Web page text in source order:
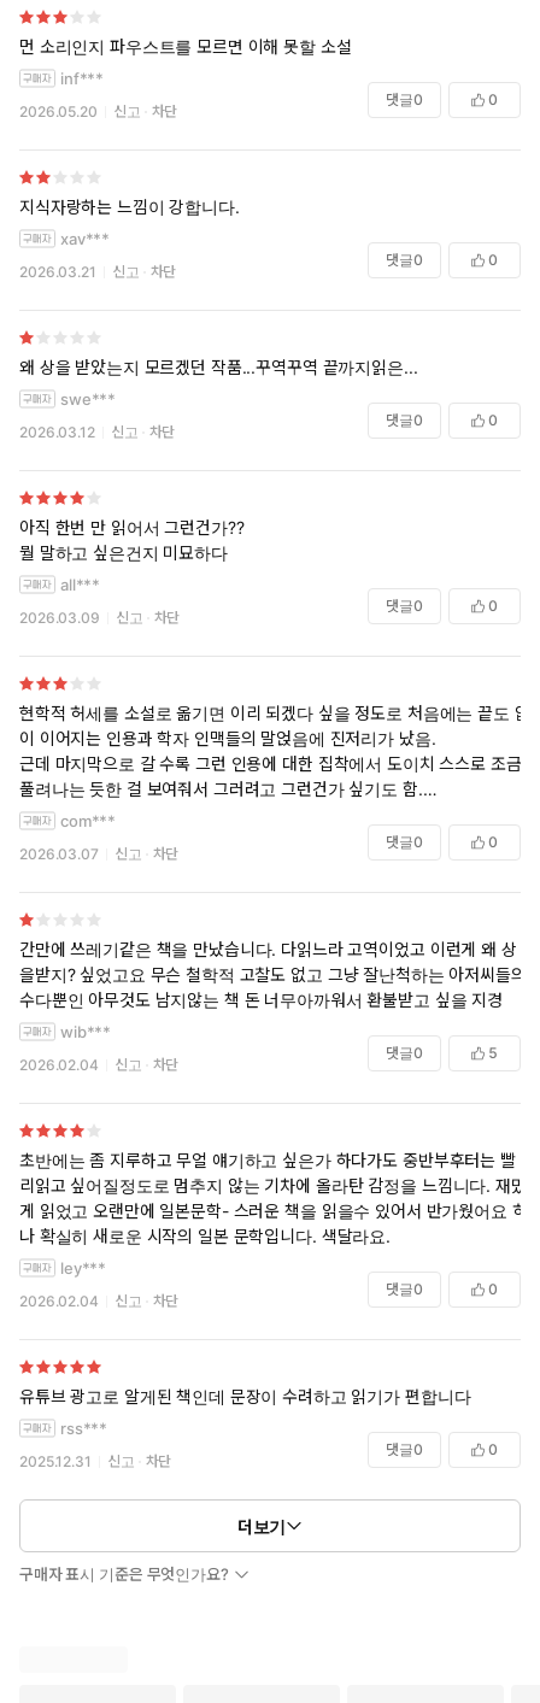
먼 소리인지 파우스트를 모르면 이해 못할 소설
inf***
2026.05.20 신고 차단
댓글0 0
지식자랑하는 느낌이 강합니다.
xav***
2026.03.21 신고 차단
댓글0 0
왜 상을 받았는지 모르겠던 작품...꾸역꾸역 끝까지읽은...
swe***
2026.03.12 신고 차단
댓글0 0
아직 한번 만 읽어서 그런건가??
뭘 말하고 싶은건지 미묘하다
all***
2026.03.09 신고 차단
댓글0 0
현학적 허세를 소설로 옮기면 이리 되겠다 싶을 정도로 처음에는 끝도 없
이 이어지는 인용과 학자 인맥들의 말얹음에 진저리가 났음.
근데 마지막으로 갈 수록 그런 인용에 대한 집착에서 도이치 스스로 조금
풀려나는 듯한 걸 보여줘서 그러려고 그런건가 싶기도 함.
마지막 평에서 독문학자의 괴테 명언 출처 찾기 여정이라고 했는데 말이
여정이지 너무 정물화 묘사같은 전개가 이어져서 지켜보는 입장에선 문
득 문득 지루함이 느껴짐.
예전에 ‘빅뱅이론‘에서 쉘든과 라지의 연구 분야 찾는 장면이 떠오름.
배경음악은 ’로키‘의 ’eye of the tiger’인데 그냥 둘이 가만히 앉아서 칠
판만 쳐다보고 있는 장면.
그 장면을 소설로 주우우우욱 보고 있는 느낌이 들 때도 있음.
결국 그 모든 인용과 등장하는 책자들은 내 머리속에 하나도 안 남았음.
com***
2026.03.07 신고 차단
댓글0 0
간만에 쓰레기같은 책을 만났습니다. 다읽느라 고역이었고 이런게 왜 상
을받지? 싶었고요 무슨 철학적 고찰도 없고 그냥 잘난척하는 아저씨들의
수다뿐인 아무것도 남지않는 책 돈 너무아까워서 환불받고 싶을 지경
wib***
2026.02.04 신고 차단
댓글0 5
초반에는 좀 지루하고 무얼 얘기하고 싶은가 하다가도 중반부후터는 빨
리읽고 싶어질정도로 멈추지 않는 기차에 올라탄 감정을 느낌니다. 재밌
게 읽었고 오랜만에 일본문학- 스러운 책을 읽을수 있어서 반가웠어요 허
나 확실히 새로운 시작의 일본 문학입니다. 색달라요.
ley***
2026.02.04 신고 차단
댓글0 0
유튜브 광고로 알게된 책인데 문장이 수려하고 읽기가 편합니다
rss***
2025.12.31 신고 차단
댓글0 0
더보기
구매자 표시 기준은 무엇인가요?